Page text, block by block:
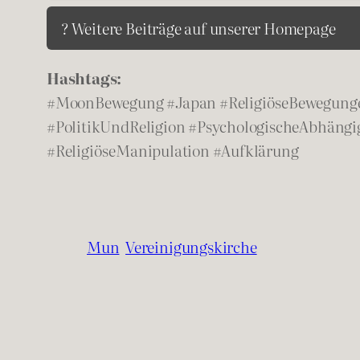
? Weitere Beiträge auf unserer Homepage
Hashtags:
#MoonBewegung #Japan
#PolitikUndReligion
#ReligiöseManipulation #Aufklärung
Mun Vereinigungskirche